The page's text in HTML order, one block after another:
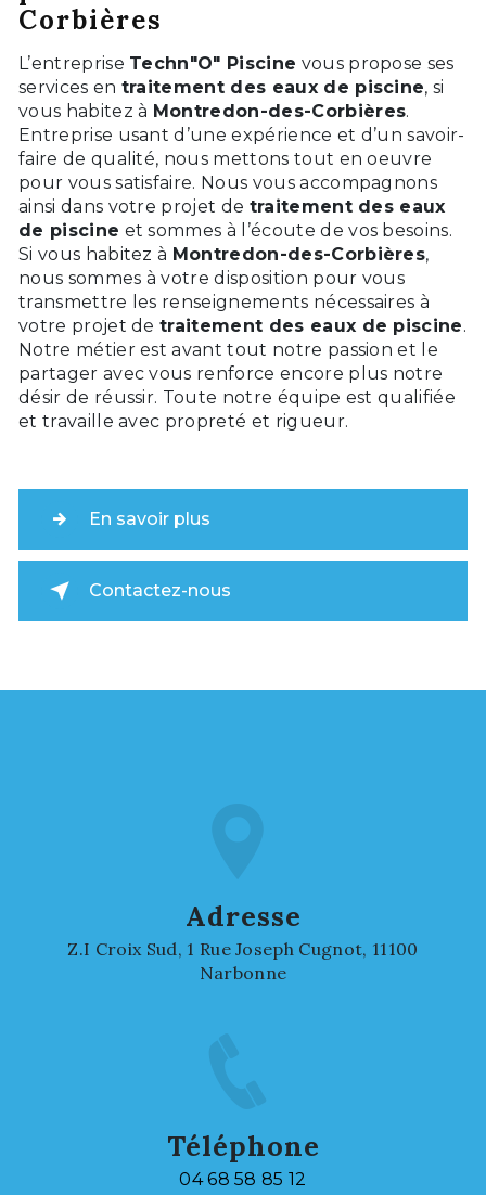
Corbières
L’entreprise Techn"O" Piscine vous propose ses
services en traitement des eaux de piscine, si
vous habitez à Montredon-des-Corbières.
Entreprise usant d’une expérience et d’un savoir-
faire de qualité, nous mettons tout en oeuvre
pour vous satisfaire. Nous vous accompagnons
ainsi dans votre projet de traitement des eaux
de piscine et sommes à l’écoute de vos besoins.
Si vous habitez à Montredon-des-Corbières,
nous sommes à votre disposition pour vous
transmettre les renseignements nécessaires à
votre projet detraitement des eaux de piscine.
Notre métier est avant tout notre passion et le
partager avec vous renforce encore plus notre
désir de réussir. Toute notre équipe est qualifiée
et travaille avec propreté et rigueur.
En savoir plus
Contactez-nous
Adresse
Z.I Croix Sud, 1 Rue Joseph Cugnot, 11100
Narbonne
Téléphone
04 68 58 85 12